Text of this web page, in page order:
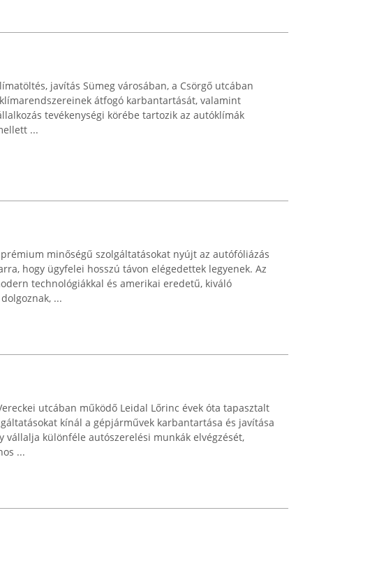
javítás Sümeg városában, a Csörgő utcában
átfogó karbantartását, valamint
tevékenységi körébe tartozik az autóklímák
...
minőségű szolgáltatásokat nyújt az autófóliázás
hogy ügyfelei hosszú távon elégedettek legyenek. Az
technológiákkal és amerikai eredetű, kiváló
...
utcában működő Leidal Lőrinc évek óta tapasztalt
kínál a gépjárművek karbantartása és javítása
vállalja különféle autószerelési munkák elvégzését,
...